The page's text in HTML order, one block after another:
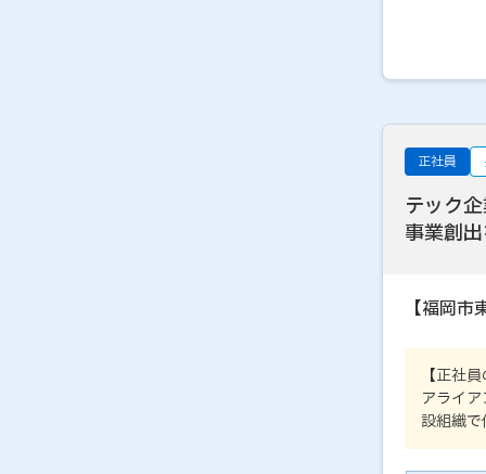
正社員
テック
事業創
【福岡
【正社
アライ
設組織